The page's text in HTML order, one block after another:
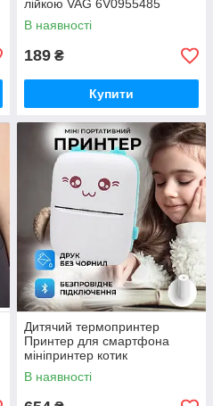
лійкою VAG 6V0955485
В наявності
189 ₴
Купити
Дитячий термопринтер
Принтер для смартфона
мініпринтер котик
портативний рожевий, Міні
принтер для фото
В наявності